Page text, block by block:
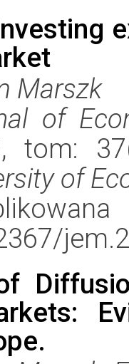
Marszk
of
tom:
of